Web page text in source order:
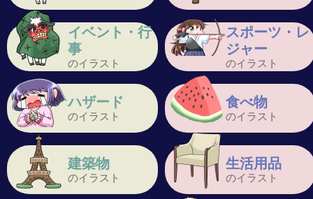
イベント・行
事
のイラスト
スポーツ・レ
ジャー
のイラスト
ハザード
のイラスト
食べ物
のイラスト
建築物
のイラスト
生活用品
のイラスト